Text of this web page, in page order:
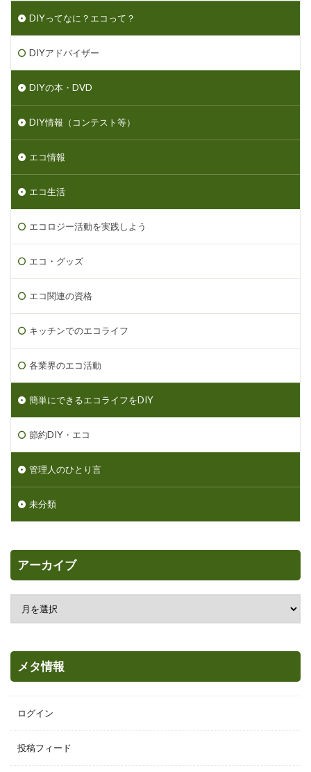
DIYってなに？エコって？
DIYアドバイザー
DIYの本・DVD
DIY情報（コンテスト等）
エコ情報
エコ生活
エコロジー活動を実践しよう
エコ・グッズ
エコ関連の資格
キッチンでのエコライフ
各業界のエコ活動
簡単にできるエコライフをDIY
節約DIY・エコ
管理人のひとり言
未分類
アーカイブ
メタ情報
ログイン
投稿フィード